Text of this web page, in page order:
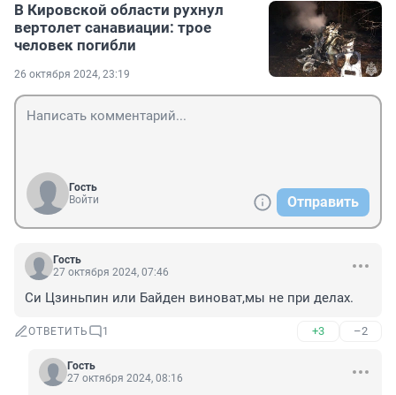
В Кировской области рухнул
вертолет санавиации: трое
человек погибли
26 октября 2024, 23:19
Гость
Войти
Отправить
Гость
27 октября 2024, 07:46
Си Цзиньпин или Байден виноват,мы не при делах.
ОТВЕТИТЬ 1 +3 –2
Гость
27 октября 2024, 08:16